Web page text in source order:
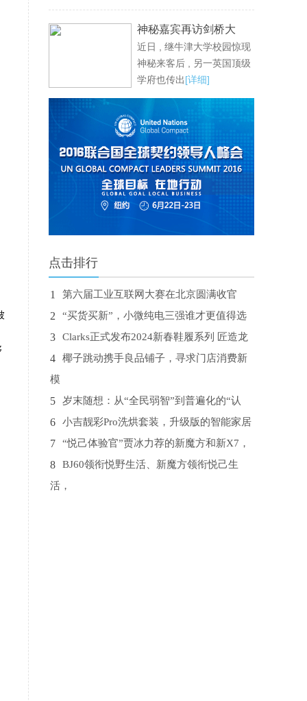
势 新业务价值同比大增
36.2%
神秘嘉宾再访剑桥大
学，与留学生重叙康桥
梦
近日 , 继牛津大学校园惊现
神秘来客后 , 另一英国顶级
学府也传出[详细]
点击排行
1 第六届工业互联网大赛在北京圆满收官
2 “买货买新”，小微纯电三强谁才更值得选
3 Clarks正式发布2024新春鞋履系列 匠造龙
4
椰子跳动携手良品铺子，寻求门店消费新
模
5 岁末随想：从“全民弱智”到普遍化的“认
6 小吉靓彩Pro洗烘套装，升级版的智能家居
7 “悦己体验官”贾冰力荐的新魔方和新X7，
8
BJ60领衔悦野生活、新魔方领衔悦己生
活，